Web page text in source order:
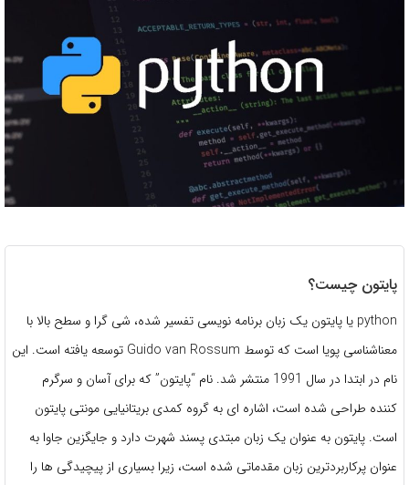
پایتون چیست؟
python یا پایتون یک زبان برنامه نویسی تفسیر شده، شی گرا و سطح بالا با
معناشناسی پویا است که توسط Guido van Rossum توسعه یافته است. این
نام در ابتدا در سال 1991 منتشر شد. نام “پایتون” که برای آسان و سرگرم
کننده طراحی شده است، اشاره ای به گروه کمدی بریتانیایی مونتی پایتون
است. پایتون به عنوان یک زبان مبتدی پسند شهرت دارد و جایگزین جاوا به
عنوان پرکاربردترین زبان مقدماتی شده است، زیرا بسیاری از پیچیدگی ها را